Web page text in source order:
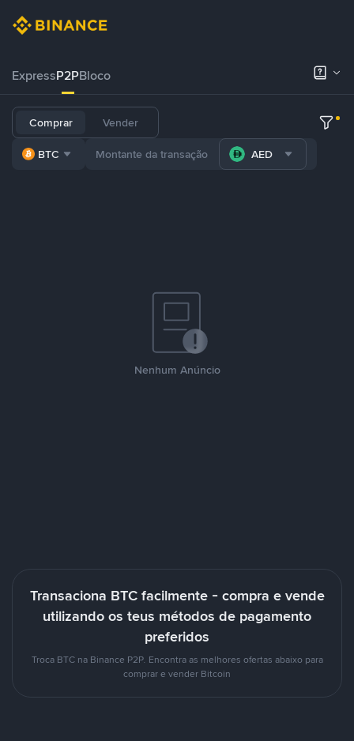
ExpressP2PBloco
Comprar Vender
BTC AED
Nenhum Anúncio
Transaciona BTC facilmente - compra e vende
utilizando os teus métodos de pagamento
preferidos
Troca BTC na Binance P2P. Encontra as melhores ofertas abaixo para
comprar e vender Bitcoin